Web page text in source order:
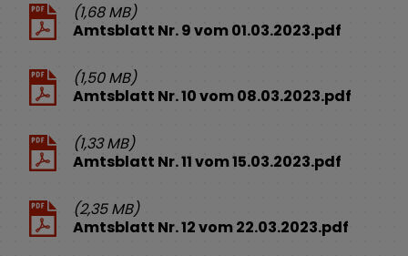
(1,68 MB)
Amtsblatt Nr. 9 vom 01.03.2023.pdf
(1,50 MB)
Amtsblatt Nr. 10 vom 08.03.2023.pdf
(1,33 MB)
Amtsblatt Nr. 11 vom 15.03.2023.pdf
(2,35 MB)
Amtsblatt Nr. 12 vom 22.03.2023.pdf